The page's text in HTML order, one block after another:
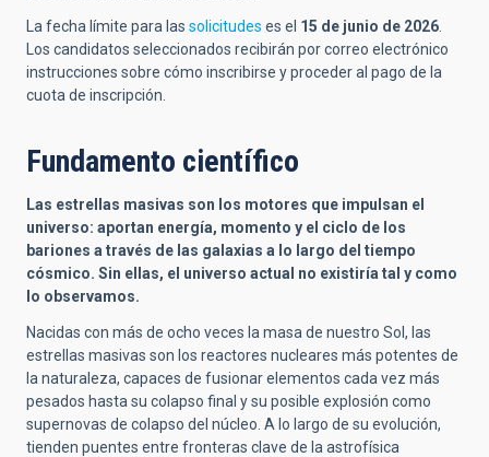
La fecha límite para las solicitudes es el 15 de junio de 2026
Los candidatos seleccionados recibirán por correo electrónico
instrucciones sobre cómo inscribirse y proceder al pago de la
cuota de inscripción.
Fundamento científico
Las estrellas masivas son los motores que impulsan el
universo: aportan energía, momento y el ciclo de los
bariones a través de las galaxias a lo largo del tiempo
cósmico. Sin ellas, el universo actual no existiría tal y como
lo observamos.
Nacidas con más de ocho veces la masa de nuestro Sol, las
estrellas masivas son los reactores nucleares más potentes de
la naturaleza, capaces de fusionar elementos cada vez más
pesados hasta su colapso final y su posible explosión como
supernovas de colapso del núcleo. A lo largo de su evolución,
tienden puentes entre fronteras clave de la astrofísica